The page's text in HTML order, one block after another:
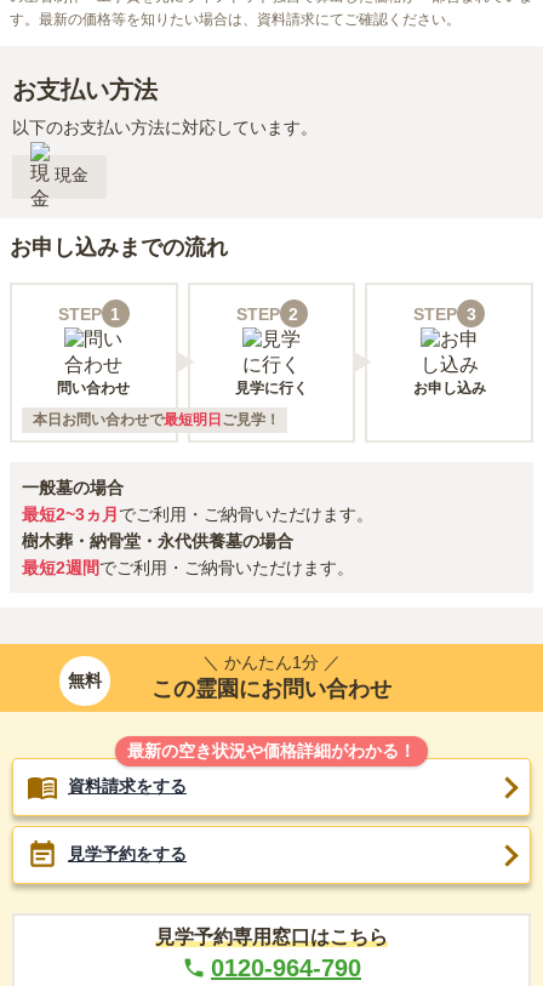
す。最新の価格等を知りたい場合は、資料請求にてご確認ください。
お支払い方法
以下のお支払い方法に対応しています。
現金
お申し込みまでの流れ
STEP 1
問い合わせ
STEP 2
見学に行く
STEP 3
お申し込み
本日お問い合わせで最短明日 ご見学！
一般墓の場合
最短2~3ヵ月 でご利用・ご納骨いただけます。
樹木葬・納骨堂・永代供養墓の場合
最短2週間でご利用・ご納骨いただけます。
無料
＼ かんたん1分 ／
この霊園にお問い合わせ
最新の空き状況や価格詳細がわかる！
資料請求をする
見学予約をする
見学予約専用窓口はこちら
0120-964-790